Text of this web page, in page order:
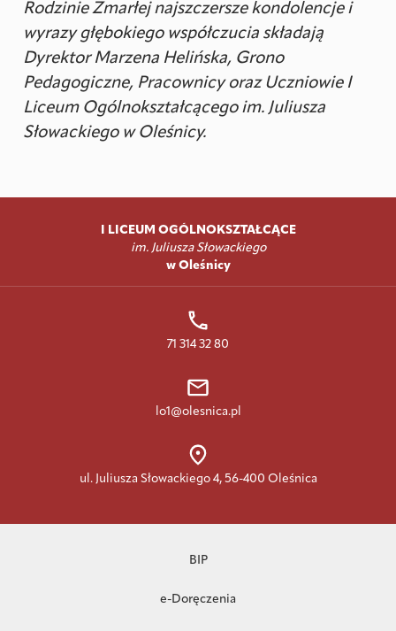
Rodzinie Zmarłej najszczersze kondolencje i
wyrazy głębokiego współczucia składają
Dyrektor Marzena Helińska, Grono
Pedagogiczne, Pracownicy oraz Uczniowie I
Liceum Ogólnokształcącego im. Juliusza
Słowackiego w Oleśnicy.
I LICEUM OGÓLNOKSZTAŁCĄCE
im. Juliusza Słowackiego
w Oleśnicy
71 314 32 80
lo1@olesnica.pl
ul. Juliusza Słowackiego 4, 56-400 Oleśnica
BIP
e-Doręczenia